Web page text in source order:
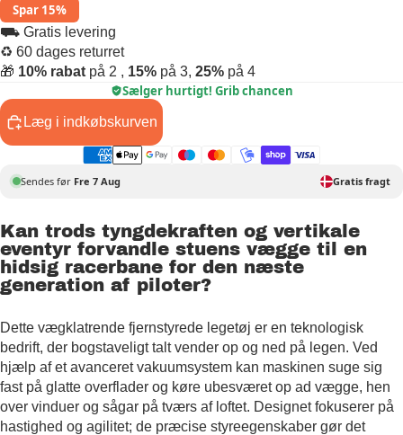
Spar 15%
⛟ Gratis levering
♻ 60 dages returret
🎁 10% rabat på 2 , 15% på 3, 25% på 4
Sælger hurtigt! Grib chancen
Læg i indkøbskurven
Sendes før Fre 7 Aug Gratis fragt
Kan trods tyngdekraften og vertikale
eventyr forvandle stuens vægge til en
hidsig racerbane for den næste
generation af piloter?
Dette vægklatrende fjernstyrede legetøj er en teknologisk
bedrift, der bogstaveligt talt vender op og ned på legen. Ved
hjælp af et avanceret vakuumsystem kan maskinen suge sig
fast på glatte overflader og køre ubesværet op ad vægge, hen
over vinduer og sågar på tværs af loftet. Designet fokuserer på
hastighed og agilitet; de præcise styreegenskaber gør det